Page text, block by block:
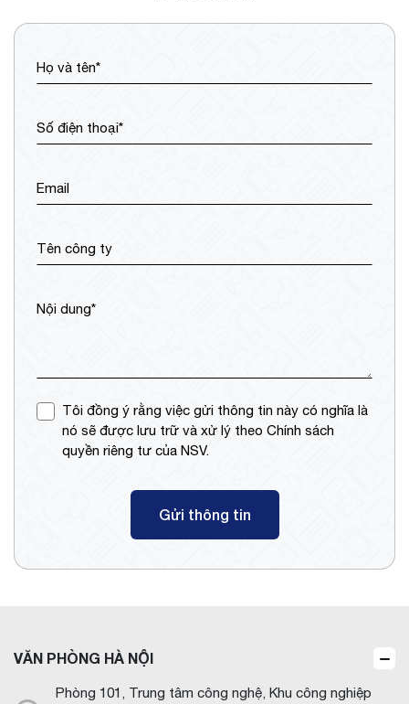
Họ và tên*
Số điện thoại*
Email
Tên công ty
Nội dung*
Tôi đồng ý rằng việc gửi thông tin này có nghĩa là
nó sẽ được lưu trữ và xử lý theo Chính sách
quyền riêng tư của NSV.
Gửi thông tin
VĂN PHÒNG HÀ NỘI
Phòng 101, Trung tâm công nghệ, Khu công nghiệp